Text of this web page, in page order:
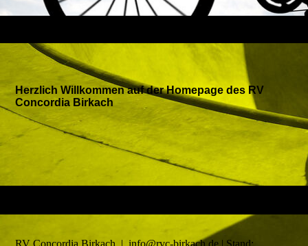
Herzlich Willkommen auf der Homepage des RV
Concordia Birkach
RV Concordia Birkach | info@rvc-birkach.de | Stand: